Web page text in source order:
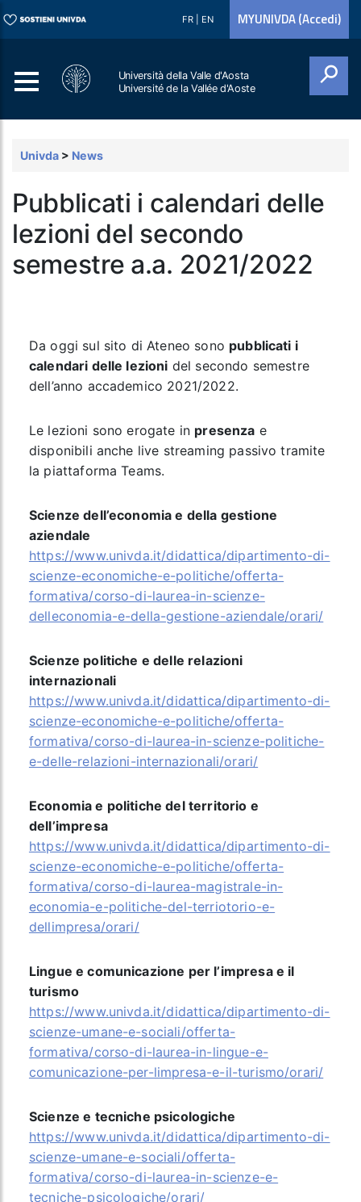
FR EN MYUNIVDA (Accedi)
Università della Valle d'Aosta
Université de la Vallée d'Aoste
Univda > News
Pubblicati i calendari delle
lezioni del secondo
semestre a.a. 2021/2022
Da oggi sul sito di Ateneo sono pubblicati i
calendari delle lezioni del secondo semestre
dell’anno accademico 2021/2022.
Le lezioni sono erogate in presenza e
disponibili anche live streaming passivo tramite
la piattaforma Teams.
Scienze dell’economia e della gestione
aziendale
https://www.univda.it/didattica/dipartimento-di-
scienze-economiche-e-politiche/offerta-
formativa/corso-di-laurea-in-scienze-
delleconomia-e-della-gestione-aziendale/orari/
Scienze politiche e delle relazioni
internazionali
https://www.univda.it/didattica/dipartimento-di-
scienze-economiche-e-politiche/offerta-
formativa/corso-di-laurea-in-scienze-politiche-
e-delle-relazioni-internazionali/orari/
Economia e politiche del territorio e
dell’impresa
https://www.univda.it/didattica/dipartimento-di-
scienze-economiche-e-politiche/offerta-
formativa/corso-di-laurea-magistrale-in-
economia-e-politiche-del-terriotorio-e-
dellimpresa/orari/
Lingue e comunicazione per l’impresa e il
turismo
https://www.univda.it/didattica/dipartimento-di-
scienze-umane-e-sociali/offerta-
formativa/corso-di-laurea-in-lingue-e-
comunicazione-per-limpresa-e-il-turismo/orari/
Scienze e tecniche psicologiche
https://www.univda.it/didattica/dipartimento-di-
scienze-umane-e-sociali/offerta-
formativa/corso-di-laurea-in-scienze-e-
tecniche-psicologiche/orari/